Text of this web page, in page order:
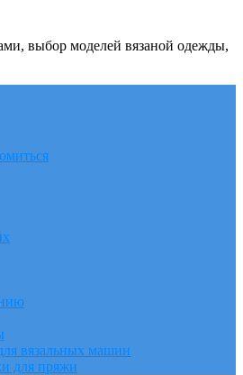
выбор моделей вязаной одежды,
вязальных машин
для пряжи